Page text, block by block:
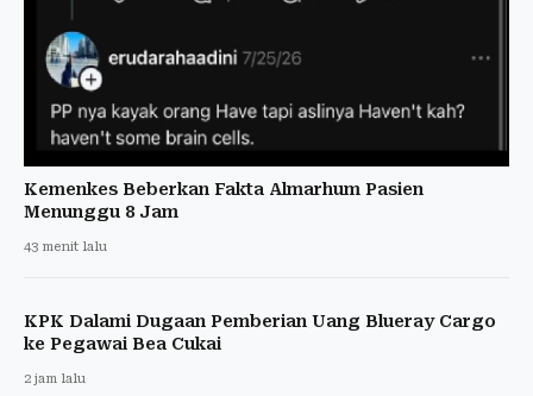
Kemenkes Beberkan Fakta Almarhum Pasien
Menunggu 8 Jam
43 menit lalu
KPK Dalami Dugaan Pemberian Uang Blueray Cargo
ke Pegawai Bea Cukai
2 jam lalu